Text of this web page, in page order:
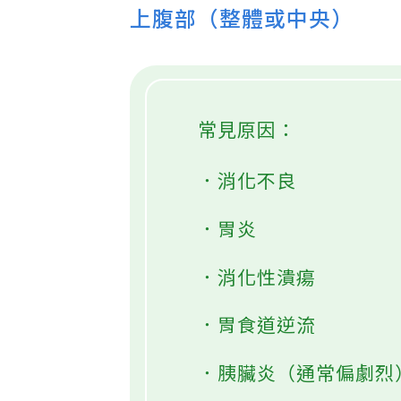
上腹部（整體或中央）
常見原因：
．消化不良
．胃炎
．消化性潰瘍
．胃食道逆流
．胰臟炎（通常偏劇